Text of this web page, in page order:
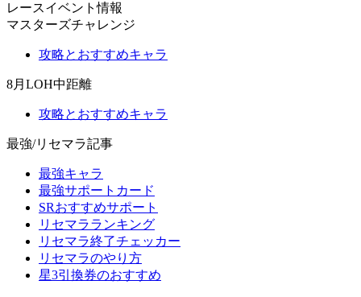
レースイベント情報
マスターズチャレンジ
攻略とおすすめキャラ
8月LOH中距離
攻略とおすすめキャラ
最強/リセマラ記事
最強キャラ
最強サポートカード
SRおすすめサポート
リセマラランキング
リセマラ終了チェッカー
リセマラのやり方
星3引換券のおすすめ